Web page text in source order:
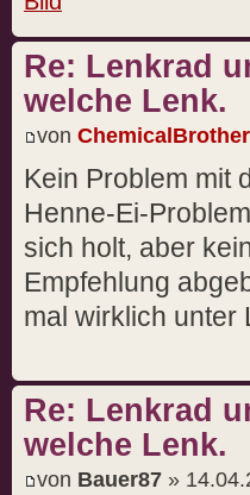
Re: Lenkrad
welche Lenk.
von ChemicalBrother
Kein Problem mit
Henne-Ei-
sich holt, aber
Empfehlung
mal wirklich unter
Re: Lenkrad
welche Lenk.
von Bauer87 »